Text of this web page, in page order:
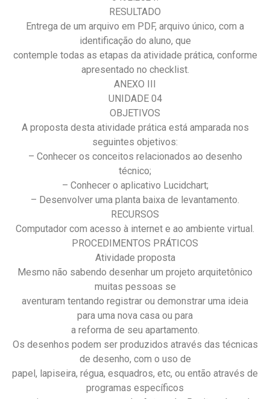
RESULTADO
Entrega de um arquivo em PDF, arquivo único, com a
identificação do aluno, que
contemple todas as etapas da atividade prática, conforme
apresentado no checklist.
ANEXO III
UNIDADE 04
OBJETIVOS
A proposta desta atividade prática está amparada nos
seguintes objetivos:
– Conhecer os conceitos relacionados ao desenho
técnico;
– Conhecer o aplicativo Lucidchart;
– Desenvolver uma planta baixa de levantamento.
RECURSOS
Computador com acesso à internet e ao ambiente virtual.
PROCEDIMENTOS PRÁTICOS
Atividade proposta
Mesmo não sabendo desenhar um projeto arquitetônico
muitas pessoas se
aventuram tentando registrar ou demonstrar uma ideia
para uma nova casa ou para
a reforma de seu apartamento.
Os desenhos podem ser produzidos através das técnicas
de desenho, com o uso de
papel, lapiseira, régua, esquadros, etc, ou então através de
programas específicos